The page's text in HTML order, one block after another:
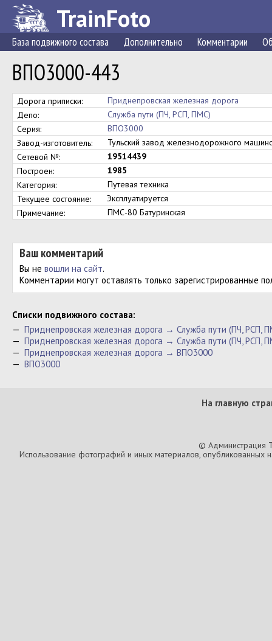
TrainFoto
База подвижного состава Дополнительно Комментарии
ВПО3000-443
Дорога приписки:
Приднепровская железная дорога
Депо:
Служба пути (ПЧ, РСП, ПМС)
Серия:
ВПО3000
Завод-изготовитель:
Тульский завод железнодорожного
Сетевой №:
19514439
Построен:
1985
Категория:
Путевая техника
Текущее состояние:
Эксплуатируется
Примечание:
ПМС-80 Батуринская
Ваш комментарий
Вы не вошли на сайт.
Комментарии могут оставлять только зарегистрированные
Cписки подвижного состава:
— Приднепровская железная дорога → Служба пути (ПЧ, РСП,
— Приднепровская железная дорога → Служба пути (ПЧ, РСП,
— Приднепровская железная дорога → ВПО3000
— ВПО3000
На главную
© Администрация
Использование фотографий и иных материалов, опубликованных